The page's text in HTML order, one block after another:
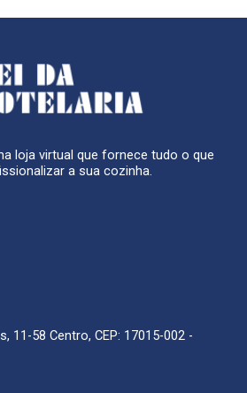
loja virtual que fornece tudo o que
a sua cozinha.
11-58 Centro, CEP: 17015-002 -